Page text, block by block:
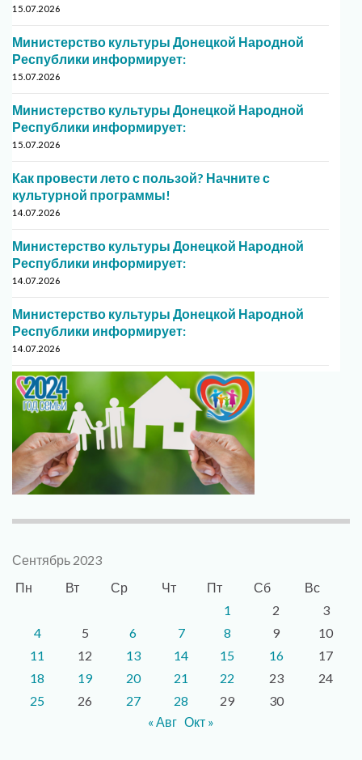
15.07.2026
Министерство культуры Донецкой Народной
Республики информирует:
15.07.2026
Министерство культуры Донецкой Народной
Республики информирует:
15.07.2026
Как провести лето с пользой? Начните с
культурной программы!
14.07.2026
Министерство культуры Донецкой Народной
Республики информирует:
14.07.2026
Министерство культуры Донецкой Народной
Республики информирует:
14.07.2026
Сентябрь 2023
Пн
Вт Ср Чт Пт Сб
Вс
1
2
3
4
5 6 7 8 9
10
11
12 13 14 15 16
17
18
19 20 21 22 23
24
25
26 27 28 29
30
« Авг Окт »